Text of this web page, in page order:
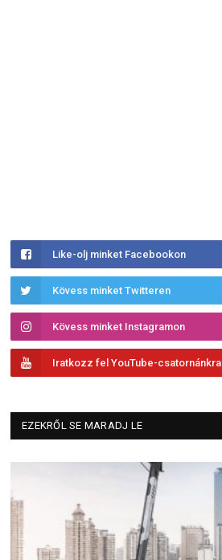
Like-olj minket Facebookon
Kövess minket Twitteren
Kövess minket Instagramon
Iratkozz fel YouTube-csatornánkra
EZEKRŐL SE MARADJ LE